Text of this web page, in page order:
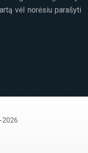
vėl norėsiu parašyti
2026